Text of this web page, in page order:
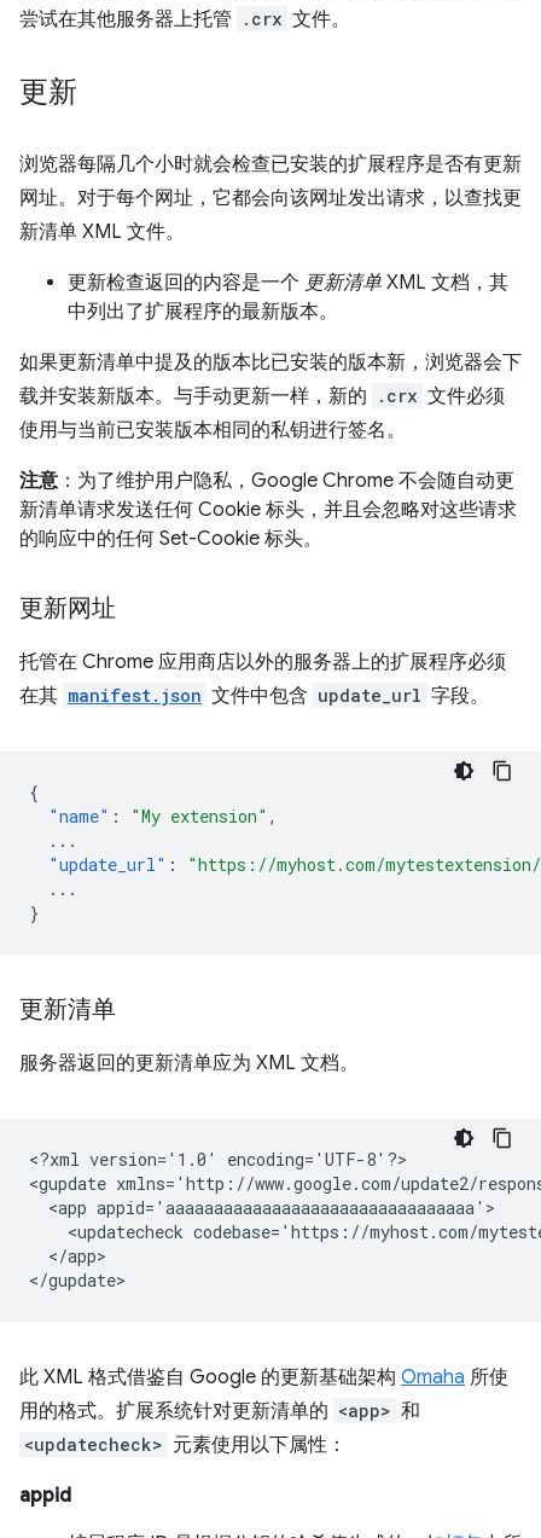
尝试在其他服务器上托管
.crx 文件。
更新
浏览器每隔几个小时就会检查已安装的扩展程序是否有更新
网址。对于每个网址，它都会向该网址发出请求，以查找更
新清单 XML 文件。
更新检查返回的内容是一个 更新清单 XML 文档，其
中列出了扩展程序的最新版本。
如果更新清单中提及的版本比已安装的版本新，浏览器会下
载并安装新版本。与手动更新一样，新的
.crx 文件必须
使用与当前已安装版本相同的私钥进行签名。
注意：为了维护用户隐私，Google Chrome 不会随自动更
新清单请求发送任何 Cookie 标头，并且会忽略对这些请求
的响应中的任何 Set-Cookie 标头。
更新网址
托管在 Chrome 应用商店以外的服务器上的扩展程序必须
在其 manifest.json 文件中包含 update_url 字段。
{
"name" : "My extension" ,
...
"update_url" :
"https://myhost.com/
...
}
更新清单
服务器返回的更新清单应为 XML 文档。
<?xml version='1.0'
encoding='UTF-8'?>
<gupdate xmlns='http://www.google.com/update2/
<app
<updatecheck codebase='https://myhost.com/
</app>
此 XML 格式借鉴自 Google 的更新基础架构 Omaha 所使
用的格式。扩展系统针对更新清单的 <app> 和
<updatecheck> 元素使用以下属性：
appid